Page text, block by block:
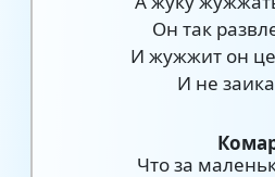
Он так
И жужжит он
И не
Что за